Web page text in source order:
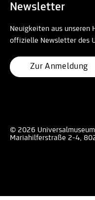
Newsletter
Neuigkeiten aus unseren
offizielle Newsletter des
Zur Anmeldung
© 2026 Universalmuseum
Mariahilferstraße 2-4,